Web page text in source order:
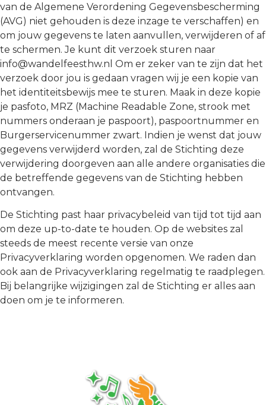
van de Algemene Verordening Gegevensbescherming
(AVG) niet gehouden is deze inzage te verschaffen) en
om jouw gegevens te laten aanvullen, verwijderen of af
te schermen. Je kunt dit verzoek sturen naar
info@wandelfeesthw.nl Om er zeker van te zijn dat het
verzoek door jou is gedaan vragen wij je een kopie van
het identiteitsbewijs mee te sturen. Maak in deze kopie
je pasfoto, MRZ (Machine Readable Zone, strook met
nummers onderaan je paspoort), paspoortnummer en
Burgerservicenummer zwart. Indien je wenst dat jouw
gegevens verwijderd worden, zal de Stichting deze
verwijdering doorgeven aan alle andere organisaties die
de betreffende gegevens van de Stichting hebben
ontvangen.
De Stichting past haar privacybeleid van tijd tot tijd aan
om deze up-to-date te houden. Op de websites zal
steeds de meest recente versie van onze
Privacyverklaring worden opgenomen. We raden dan
ook aan de Privacyverklaring regelmatig te raadplegen.
Bij belangrijke wijzigingen zal de Stichting er alles aan
doen om je te informeren.